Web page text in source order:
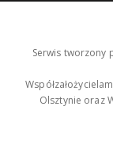
Serwis tworzony
Olsztynie oraz